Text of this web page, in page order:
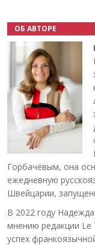
ОБ АВТОРЕ
Горбачёвым, она
ежедневную
Швейцарии,
В 2022 году
мнению редакции Le
успех